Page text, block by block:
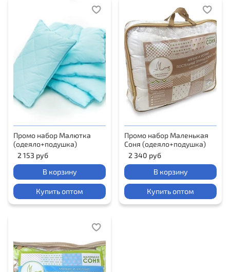
Промо набор Малютка
(одеяло+подушка)
2 153 руб
В корзину
Купить оптом
Промо набор Маленькая
Соня (одеяло+подушка)
2 340 руб
В корзину
Купить оптом